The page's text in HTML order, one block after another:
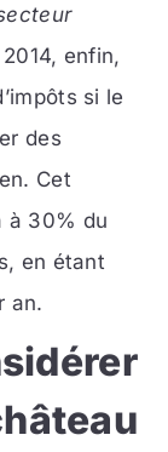
, enfin,
si le
des
Cet
à 30% du
en étant
an.